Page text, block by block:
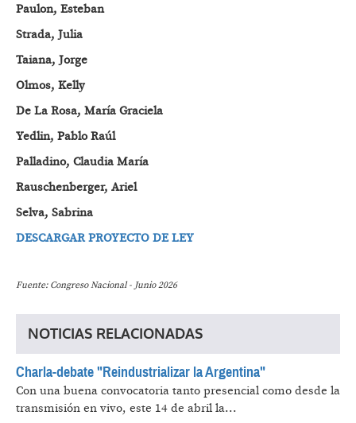
Paulon, Esteban
Strada, Julia
Taiana, Jorge
Olmos, Kelly
De La Rosa, María Graciela
Yedlin, Pablo Raúl
Palladino, Claudia María
Rauschenberger, Ariel
Selva, Sabrina
DESCARGAR PROYECTO DE LEY
Fuente: Congreso Nacional - Junio 2026
NOTICIAS RELACIONADAS
Charla-debate "Reindustrializar la Argentina"
Con una buena convocatoria tanto presencial como desde la
transmisión en vivo, este 14 de abril la...